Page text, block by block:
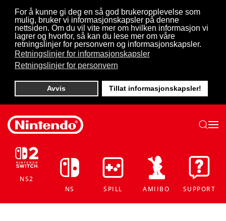
For å kunne gi deg en så god brukeropplevelse som
mulig, bruker vi informasjonskapsler på denne
nettsiden. Om du vil vite mer om hvilken informasjon vi
lagrer og hvorfor, så kan du lese mer om våre
retningslinjer for personvern og informasjonskapsler.
Retningslinjer for informasjonskapsler
Retningslinjer for personvern
Avvis Tillat informasjonskapsler!
Skip to main content
NS2
NS
SPILL AMIIBO SUPPORT